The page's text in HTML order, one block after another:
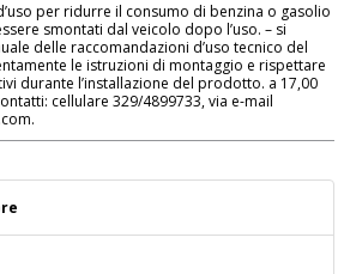
per ridurre il consumo di benzina o gasolio
smontati dal veicolo dopo l’uso. – si
delle raccomandazioni d’uso tecnico del
le istruzioni di montaggio e rispettare
durante l’installazione del prodotto. a 17,00
cellulare 329/4899733, via e-mail